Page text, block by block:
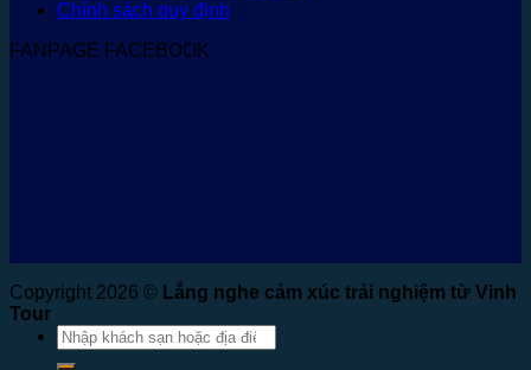
Chính sách quy định
FANPAGE FACEBOOK
Copyright 2026 © Lắng nghe cảm xúc trải nghiệm từ Vinh
Tour
Tìm
kiếm: